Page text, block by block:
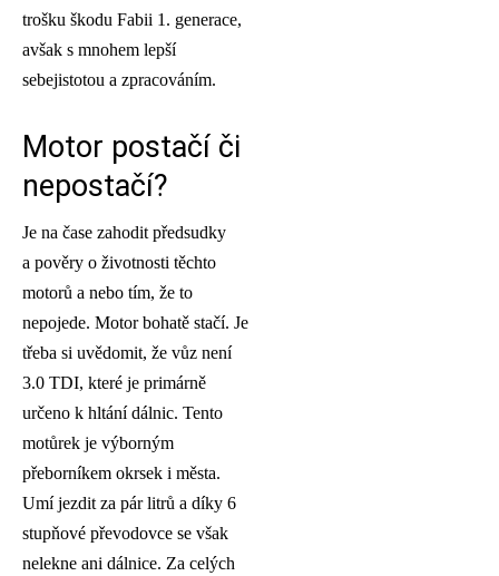
trošku škodu Fabii 1. generace,
avšak s mnohem lepší
sebejistotou a zpracováním.
Motor postačí či
nepostačí?
Je na čase zahodit předsudky
a pověry o životnosti těchto
motorů a nebo tím, že to
nepojede. Motor bohatě stačí. Je
třeba si uvědomit, že vůz není
3.0 TDI, které je primárně
určeno k hltání dálnic. Tento
motůrek je výborným
přeborníkem okrsek i města.
Umí jezdit za pár litrů a díky 6
stupňové převodovce se však
nelekne ani dálnice. Za celých